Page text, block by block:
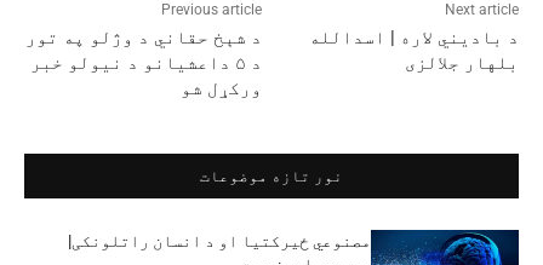
Previous article
د‌ شېخ حقاني د وژلو په تور
د ۵ داعشیانو د نیولو خبر
ورکړل شو
Next article
د بادیني لاره | اسدالله
بلهار جلالزی
نور تازه موضوعات
مصنوعي ځیرکتیا او د انسان راتلونکی|